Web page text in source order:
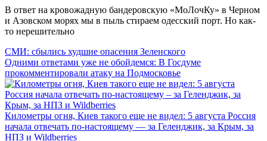
В ответ на кровожадную бандеровскую «МоЛочКу» в Черном
и Азовском морях мы в пыль стираем одесский порт. Но как-
то нерешительно
СМИ: сбылись худшие опасения Зеленского
Одними ответами уже не обойдемся: В Госдуме
прокомментировали атаку на Подмосковье
Километры огня, Киев такого еще не видел: 5 августа Россия
начала отвечать по-настоящему — за Геленджик, за Крым, за
НПЗ и Wildberries